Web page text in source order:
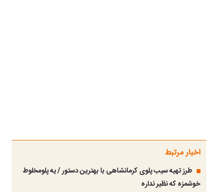
اخبار مرتبط
طرز تهیه سیب پلوی کرمانشاهی با بهترین دستور / یه پلومخلوط
خوشمزه که نظیر نداره